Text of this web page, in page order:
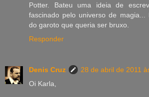
Potter. Bateu uma ideia de
fascinado pelo universo de
do garoto que queria ser bruxo.
Responder
Denis Cruz
28 de abril de 2011
Oi Karla,